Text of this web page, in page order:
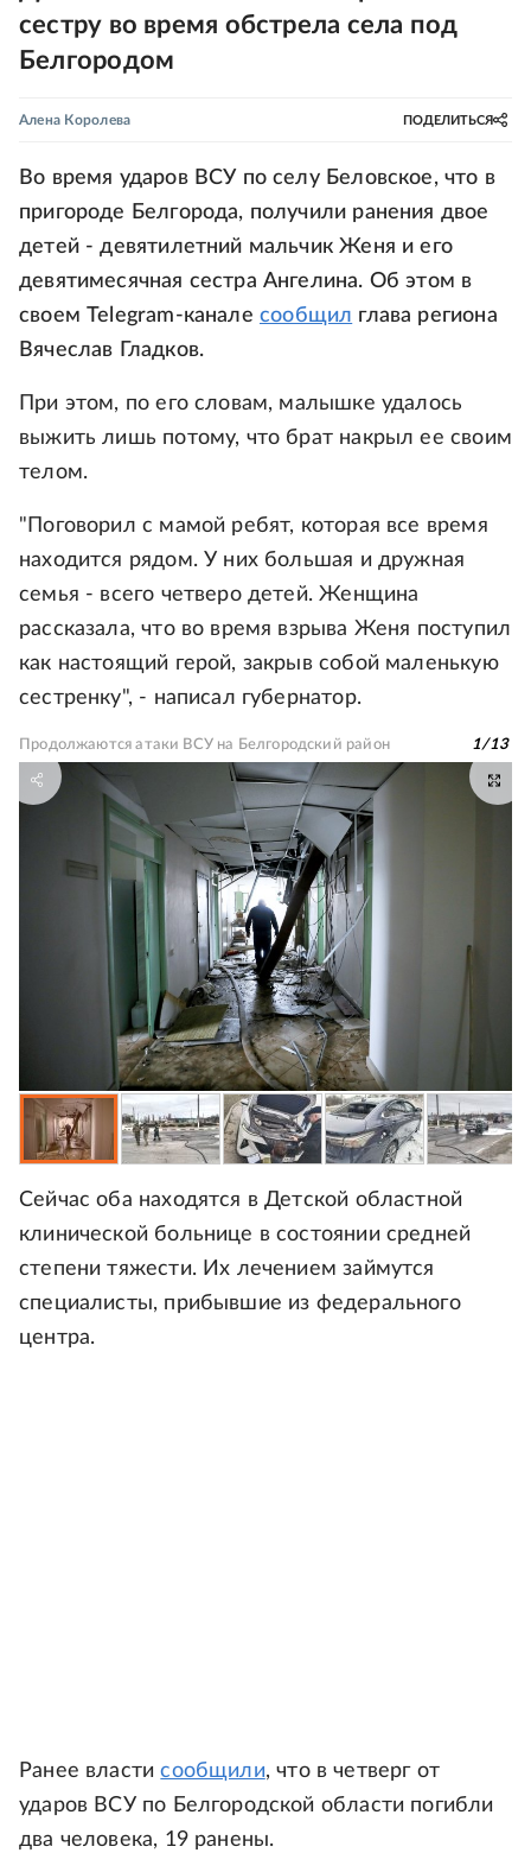
сестру во время обстрела села под
Белгородом
Алена Королева ПОДЕЛИТЬСЯ
Во время ударов ВСУ по селу Беловское, что в
пригороде Белгорода, получили ранения двое
детей - девятилетний мальчик Женя и его
девятимесячная сестра Ангелина. Об этом в
своем Telegram-канале сообщил глава региона
Вячеслав Гладков.
При этом, по его словам, малышке удалось
выжить лишь потому, что брат накрыл ее своим
телом.
"Поговорил с мамой ребят, которая все время
находится рядом. У них большая и дружная
семья - всего четверо детей. Женщина
рассказала, что во время взрыва Женя поступил
как настоящий герой, закрыв собой маленькую
сестренку", - написал губернатор.
Продолжаются атаки ВСУ на Белгородский район 1/13
Сейчас оба находятся в Детской областной
клинической больнице в состоянии средней
степени тяжести. Их лечением займутся
специалисты, прибывшие из федерального
центра.
Ранее властисообщили, что в четверг от
ударов ВСУ по Белгородской области погибли
два человека, 19 ранены.